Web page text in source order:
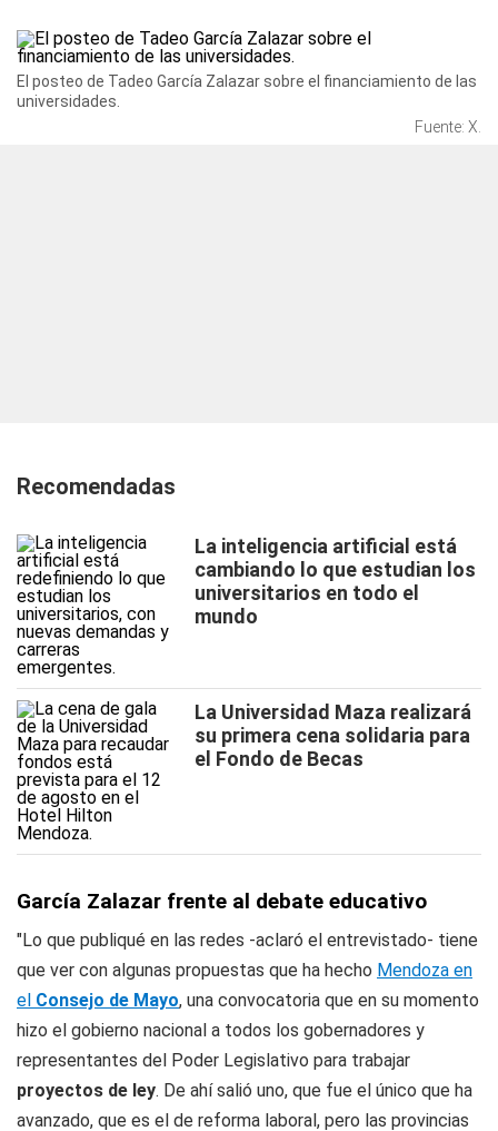
El posteo de Tadeo García Zalazar sobre el financiamiento de las
universidades.
Fuente: X.
Recomendadas
La inteligencia artificial está
cambiando lo que estudian los
universitarios en todo el
mundo
La Universidad Maza realizará
su primera cena solidaria para
el Fondo de Becas
García Zalazar frente al debate educativo
"Lo que publiqué en las redes -aclaró el entrevistado- tiene
que ver con algunas propuestas que ha hecho Mendoza en
el Consejo de Mayo, una convocatoria que en su momento
hizo el gobierno nacional a todos los gobernadores y
representantes del Poder Legislativo para trabajar
proyectos de ley. De ahí salió uno, que fue el único que ha
avanzado, que es el de reforma laboral, pero las provincias